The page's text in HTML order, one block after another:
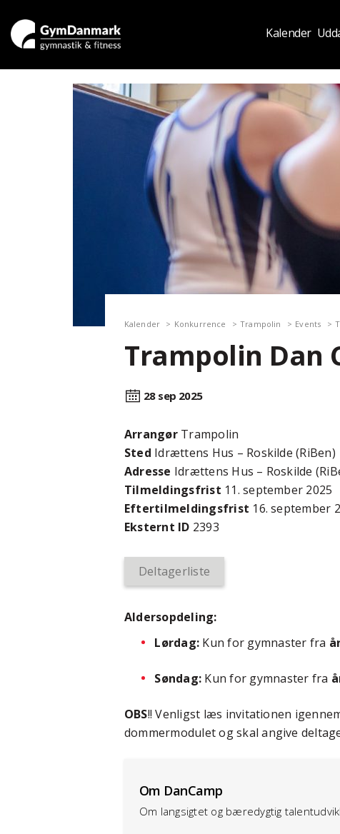
Kalender
Kalender Konkurrence Trampolin Events
Trampolin Dan
28 sep 2025
ArrangørTrampolin
Sted Idrættens Hus – Roskilde (RiBen)
Adresse Idrættens Hus – Roskilde
Tilmeldingsfrist 11. september 2025
Efter­tilmeldings­frist 16. september
Eksternt ID 2393
Deltagerliste
Aldersopdeling:
Lørdag: Kun for gymnaster fra
Søndag: Kun for gymnaster fra
OBS!! Venligst læs invitationen
dommermodulet og skal angive
Om DanCamp
Om langsigtet og bæredygtig